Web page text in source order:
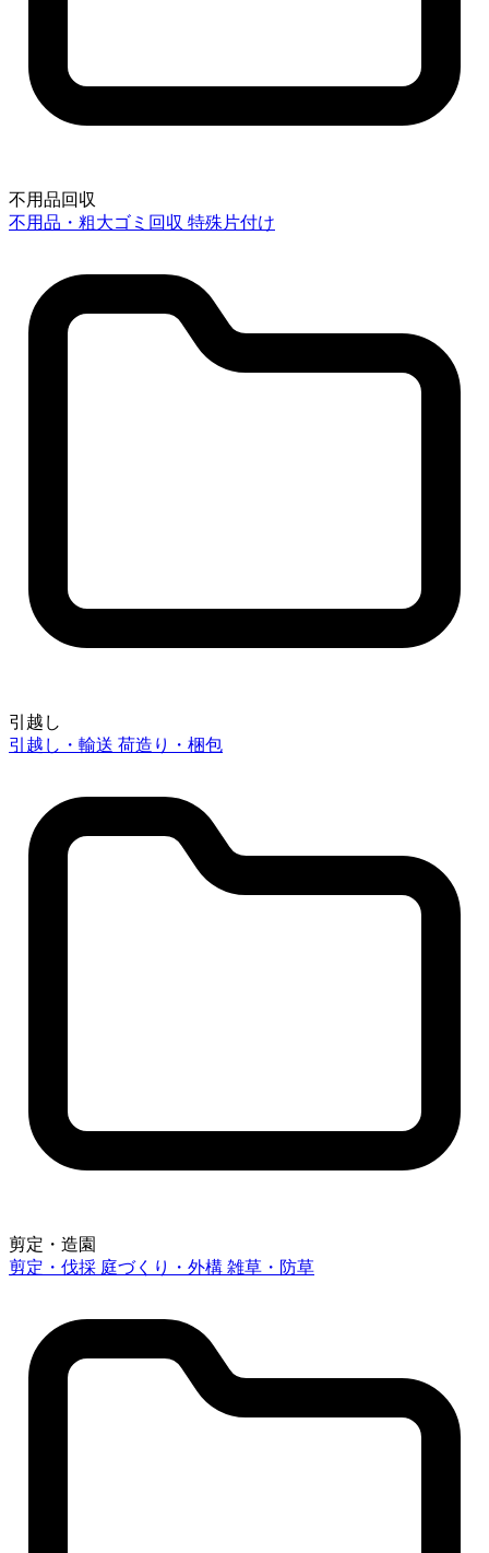
不用品回収
不用品・粗大ゴミ回収 特殊片付け
引越し
引越し・輸送 荷造り・梱包
剪定・造園
剪定・伐採 庭づくり・外構 雑草・防草